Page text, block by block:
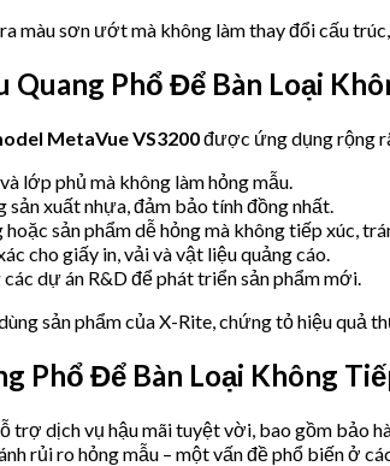
màu sơn ướt mà không làm thay đổi cấu
Phổ Để Bàn Loại
MetaVue VS3200được ứng dụng rộng
lớp phủ mà không làm hỏng mẫu.
sản xuất nhựa, đảm bảo tính đồng nhất.
sản phẩm dễ hỏng mà không tiếp xúc,
cho giấy in, vải và vật liệu quảng cáo.
dự án R&D để phát triển sản phẩm mới.
sản phẩm của X-Rite, chứng tỏ hiệu quả
Phổ Để Bàn Loại Không
trợ dịch vụ hậu mãi tuyệt vời, bao gồm bảo
rủi ro hỏng mẫu – một vấn đề phổ biến ở